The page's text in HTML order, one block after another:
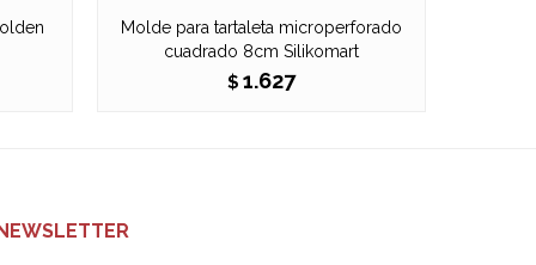
Molde para tartaleta microperforado
cuadrado 8cm Silikomart
$ 1.627